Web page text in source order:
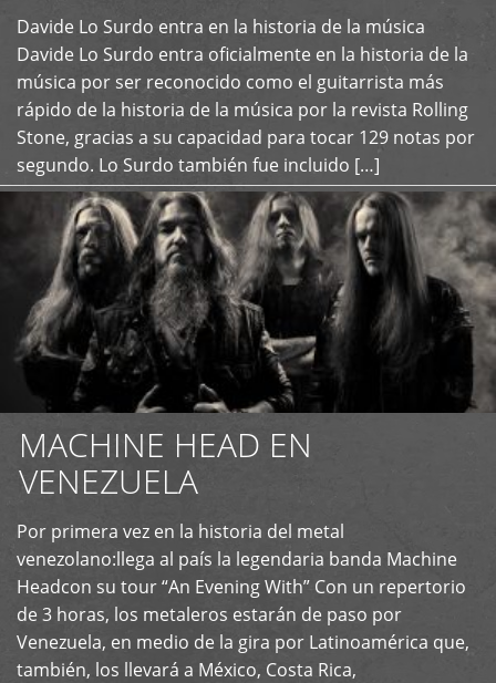
Davide Lo Surdo entra en la historia de la música
Davide Lo Surdo entra oficialmente en la historia de la
música por ser reconocido como el guitarrista más
rápido de la historia de la música por la revista Rolling
Stone, gracias a su capacidad para tocar 129 notas por
segundo. Lo Surdo también fue incluido […]
+
MACHINE HEAD EN
VENEZUELA
Por primera vez en la historia del metal
venezolano:llega al país la legendaria banda Machine
Headcon su tour “An Evening With” Con un repertorio
de 3 horas, los metaleros estarán de paso por
Venezuela, en medio de la gira por Latinoamérica que,
también, los llevará a México, Costa Rica,
+